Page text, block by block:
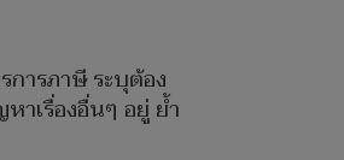
ารภาษี ระบุต้อง
าเรื่องอื่นๆ อยู่ ย้ำ